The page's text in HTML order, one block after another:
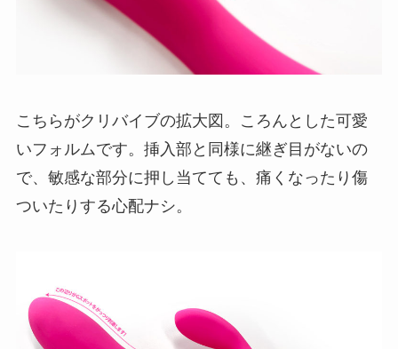
こちらがクリバイブの拡大図。ころんとした可愛
いフォルムです。挿入部と同様に継ぎ目がないの
で、敏感な部分に押し当てても、痛くなったり傷
ついたりする心配ナシ。